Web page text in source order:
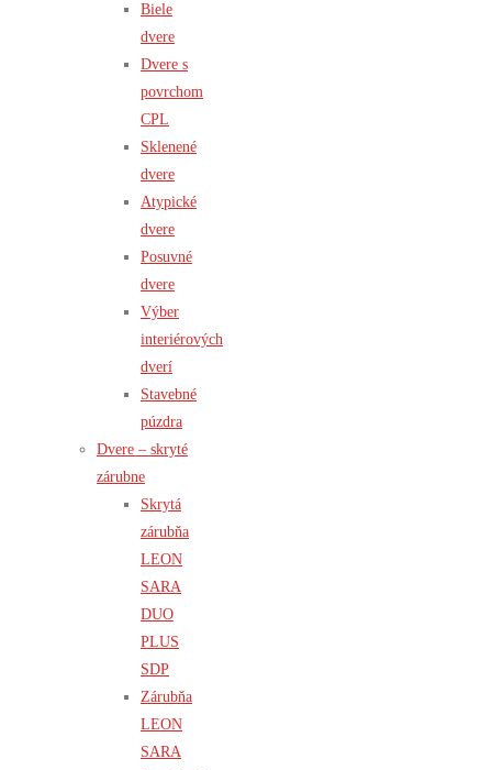
Biele
dvere
Dvere s
povrchom
CPL
Sklenené
dvere
Atypické
dvere
Posuvné
dvere
Výber
interiérových
dverí
Stavebné
púzdra
Dvere – skryté
zárubne
Skrytá
zárubňa
LEON
SARA
DUO
PLUS
SDP
Zárubňa
LEON
SARA